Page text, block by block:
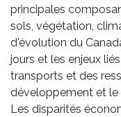
principales
sols, végétation,
d'évolution du
jours et les enjeux
transports et des
développement et le
Les disparités